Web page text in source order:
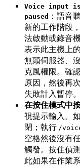
Voice input
paused
：語音
新的工作階段
法啟動或錄音
表示此主機上
無頭伺服器、
克風權限。確
原因，然後再
失敗計入暫停。
在按住模式中
視提示輸入。
閉；執行 /
空格然後沒有
觸發。按住偵
此如果在作業